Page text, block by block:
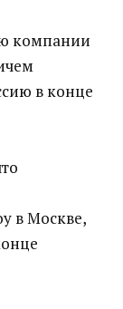
компании
в конце
в Москве,